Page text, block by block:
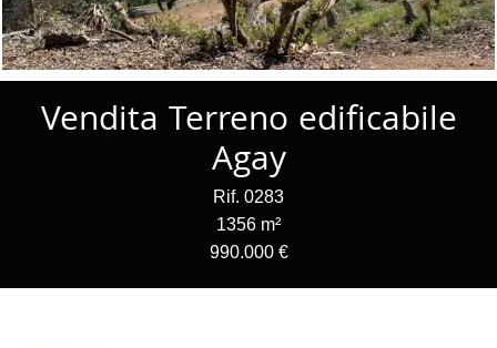
Vendita Terreno edificabile
Agay
Rif. 0283
1356 m²
990.000 €